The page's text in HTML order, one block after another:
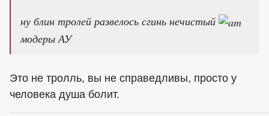
ну блин тролей развелось сгинь нечистый
модеры АУ
Это не тролль, вы не справедливы, просто у
человека душа болит.